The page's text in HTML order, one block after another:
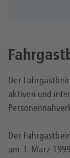
Der
aktiven und
Der
am 3. März